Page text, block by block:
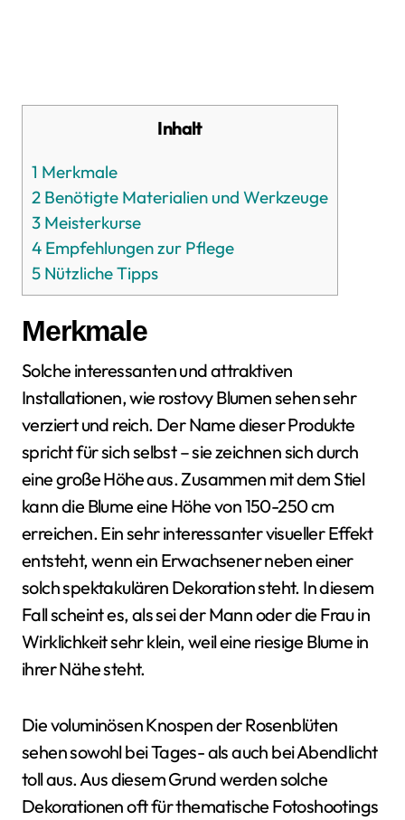
Inhalt
1 Merkmale
2 Benötigte Materialien und Werkzeuge
3 Meisterkurse
4 Empfehlungen zur Pflege
5 Nützliche Tipps
Merkmale
Solche interessanten und attraktiven
Installationen, wie rostovy Blumen sehen sehr
verziert und reich. Der Name dieser Produkte
spricht für sich selbst – sie zeichnen sich durch
eine große Höhe aus. Zusammen mit dem Stiel
kann die Blume eine Höhe von 150-250 cm
erreichen. Ein sehr interessanter visueller Effekt
entsteht, wenn ein Erwachsener neben einer
solch spektakulären Dekoration steht. In diesem
Fall scheint es, als sei der Mann oder die Frau in
Wirklichkeit sehr klein, weil eine riesige Blume in
ihrer Nähe steht.
Die voluminösen Knospen der Rosenblüten
sehen sowohl bei Tages- als auch bei Abendlicht
toll aus. Aus diesem Grund werden solche
Dekorationen oft für thematische Fotoshootings